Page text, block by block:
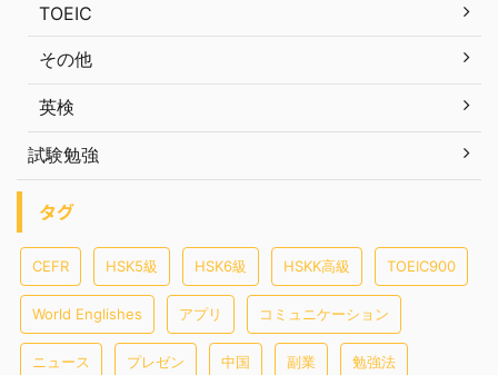
TOEIC
その他
英検
試験勉強
タグ
CEFR HSK5級 HSK6級 HSKK高級 TOEIC900
World Englishes アプリ コミュニケーション
ニュース プレゼン 中国 副業 勉強法